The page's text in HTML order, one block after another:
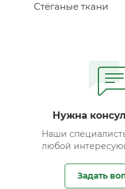
Стёганые ткани
Нужна
Наши
любой
Задать